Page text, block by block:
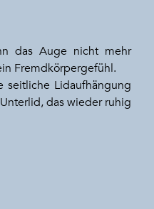
das Auge nicht mehr
Fremdkörpergefühl.
seitliche Lidaufhängung
das wieder ruhig